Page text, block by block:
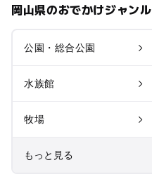
岡山県のおでかけジャンル
公園・総合公園
水族館
牧場
もっと見る